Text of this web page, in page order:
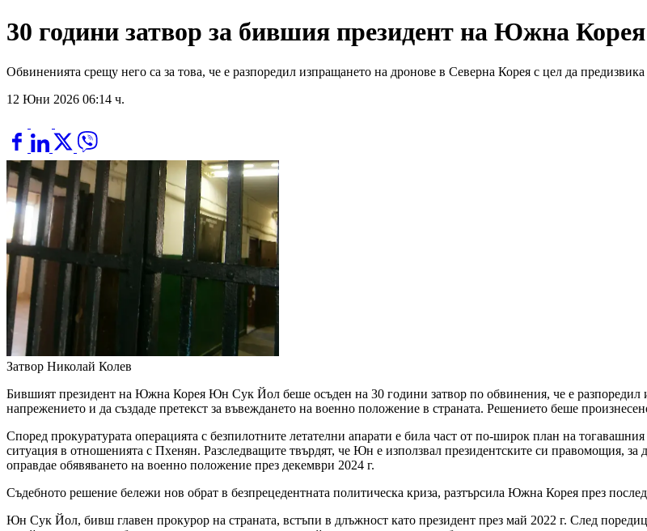
30 години затвор за бившия президент на Южна Корея
Обвиненията срещу него са за това, че е разпоредил изпращането на дронове в Северна Корея с цел да предизвика
12 Юни 2026 06:14 ч.
Затвор Николай Колев
Бившият президент на Южна Корея Юн Сук Йол беше осъден на 30 години затвор по обвинения, че е разпоредил
напрежението и да създаде претекст за въвеждането на военно положение в страната. Решението беше
Според прокуратурата операцията с безпилотните летателни апарати е била част от по-широк план на
ситуация в отношенията с Пхенян. Разследващите твърдят, че Юн е използвал президентските си правомощия,
оправдае обявяването на военно положение през декември 2024 г.
Съдебното решение бележи нов обрат в безпрецедентната политическа криза, разтърсила Южна Корея през
Юн Сук Йол, бивш главен прокурор на страната, встъпи в длъжност като президент през май 2022 г. След